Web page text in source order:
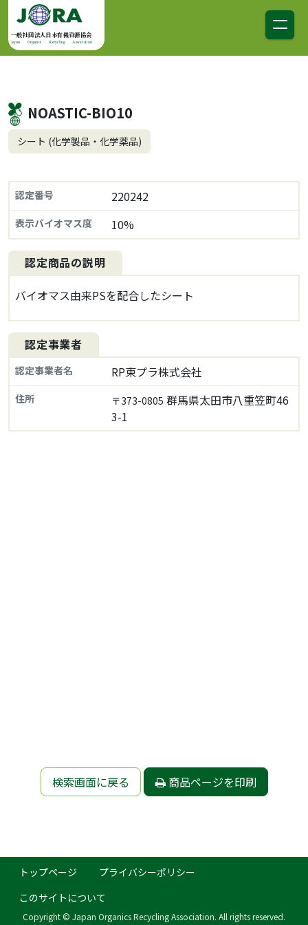
コンテンツへスキップ
メインナビゲーション
一般社団法人日本有機資源協会
Japan Organics Recycling Association
NOASTIC-BIO10
シート (化学製品・化学薬品)
認定番号 220242
表示バイオマス度 10%
認定商品の説明
バイオマス由来PSを配合したシート
認定事業者
認定事業者名 RP東プラ株式会社
住所 〒373-0805 群馬県太田市八重笠町46
3-1
検索画面に戻る 商品ページを印刷
トップページ
プライバシーポリシー
このサイトについて
Copyright © Japan Organics Recycling Association. All rights reserved.